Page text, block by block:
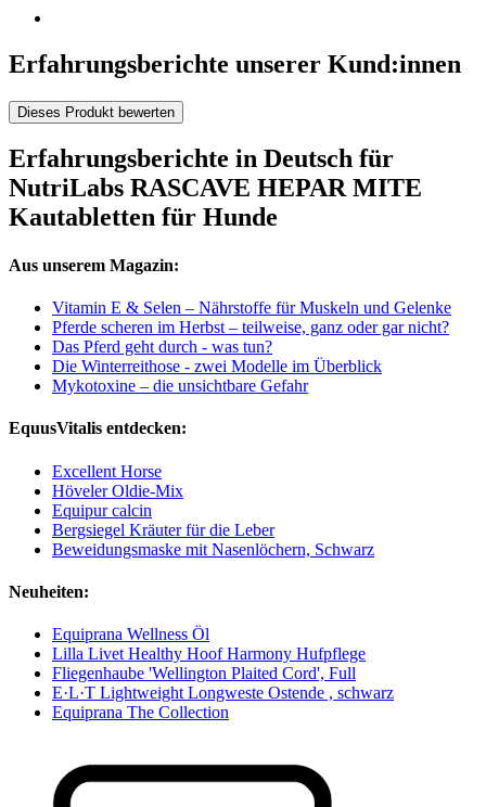
Erfahrungsberichte unserer Kund:innen
Dieses Produkt bewerten
Erfahrungsberichte in Deutsch für
NutriLabs RASCAVE HEPAR MITE
Kautabletten für Hunde
Aus unserem Magazin:
Vitamin E & Selen – Nährstoffe für Muskeln und Gelenke
Pferde scheren im Herbst – teilweise, ganz oder gar nicht?
Das Pferd geht durch - was tun?
Die Winterreithose - zwei Modelle im Überblick
Mykotoxine – die unsichtbare Gefahr
EquusVitalis entdecken:
Excellent Horse
Höveler Oldie-Mix
Equipur calcin
Bergsiegel Kräuter für die Leber
Beweidungsmaske mit Nasenlöchern, Schwarz
Neuheiten:
Equiprana Wellness Öl
Lilla Livet Healthy Hoof Harmony Hufpflege
Fliegenhaube 'Wellington Plaited Cord', Full
E·L·T Lightweight Longweste Ostende , schwarz
Equiprana The Collection